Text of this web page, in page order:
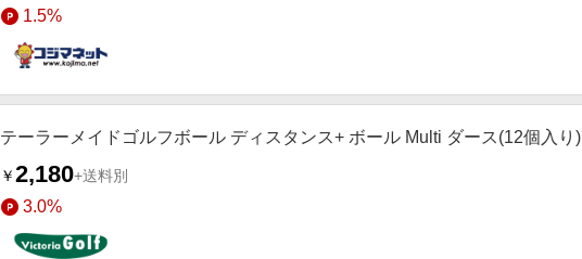
1.5%
テーラーメイドゴルフボール ディスタンス+ ボール Multi ダース(12個入り)
￥2,180+送料別
3.0%